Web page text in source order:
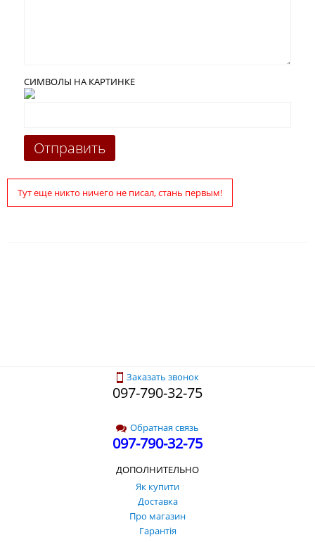
СИМВОЛЫ НА КАРТИНКЕ
Тут еще никто ничего не писал, стань первым!
Заказать звонок
097-790-32-75
Обратная связь
097-790-32-75
ДОПОЛНИТЕЛЬНО
Як купити
Доставка
Про магазин
Гарантія